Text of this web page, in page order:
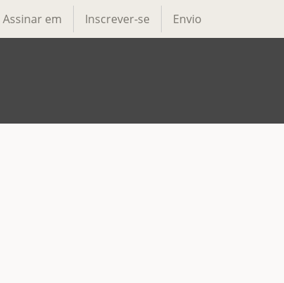
Assinar em Inscrever-se Envio